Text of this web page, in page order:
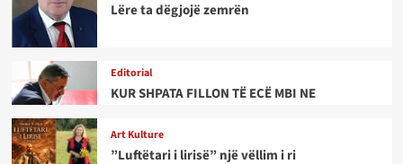
Lëre ta dëgjojë zemrën
Editorial
KUR SHPATA FILLON TË ECË MBI NE
Art Kulture
”Luftëtari i lirisë” një vëllim i ri